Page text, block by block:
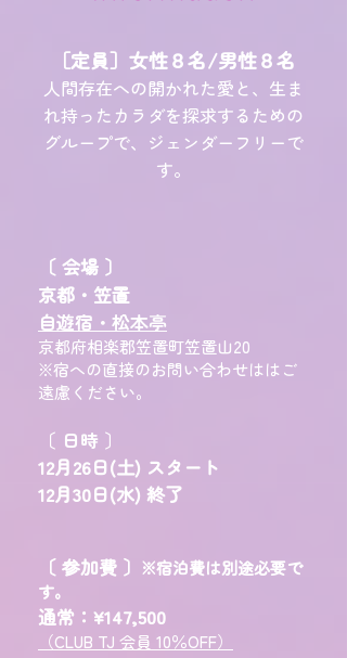
［定員］女性８名/男性８名
人間存在への開かれた愛と、生ま
れ持ったカラダを探求するための
グループで、 ジェンダーフリーで
す。
〔 会場 〕
京都・笠置
自遊宿・松本亭
京都府相楽郡笠置町笠置山20
※宿への直接のお問い合わせははご
遠慮ください。
〔 日時 〕
12月26日(土) スタート
12月30日(水) 終了
〔 参加費 〕 ※宿泊費は別途必要で
す。
通常： ​¥147,500
（CLUB TJ 会員 10％OFF）